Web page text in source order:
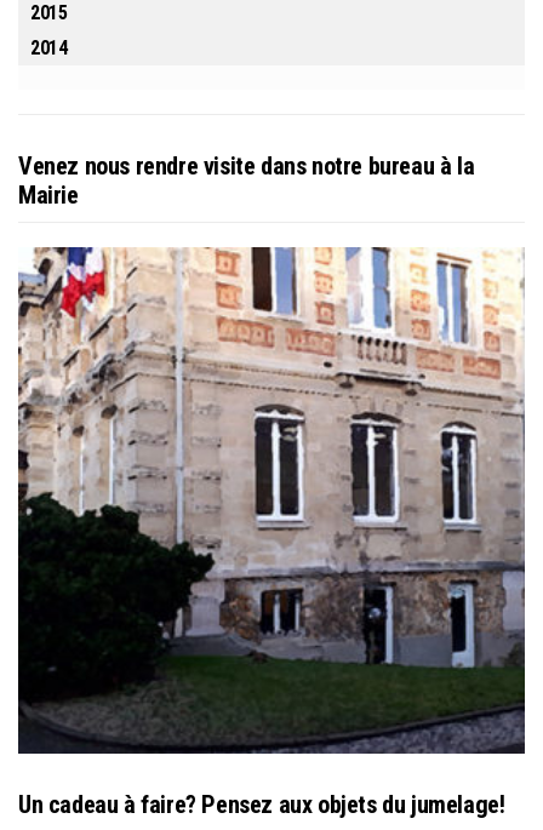
2015
2014
Venez nous rendre visite dans notre bureau à la
Mairie
Un cadeau à faire? Pensez aux objets du jumelage!